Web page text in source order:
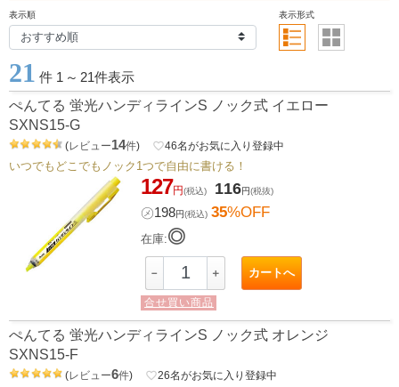
表示順 表示形式
21 件 1 ～ 21件表示
ぺんてる 蛍光ハンディラインS ノック式 イエロー
SXNS15-G
(レビュー14件) favorite_border46名がお気に入り登録中
いつでもどこでもノック1つで自由に書ける！
127円(税込) 116円(税抜)
㋱198円(税込) 35%OFF
在庫:◎
－ ＋ カートへ
合せ買い商品
ぺんてる 蛍光ハンディラインS ノック式 オレンジ
SXNS15-F
(レビュー6件) favorite_border26名がお気に入り登録中